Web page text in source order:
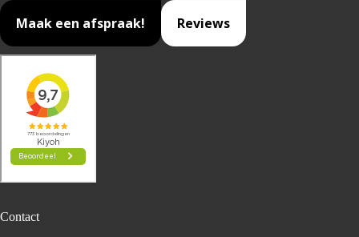
Maak een afspraak! Reviews
Contact